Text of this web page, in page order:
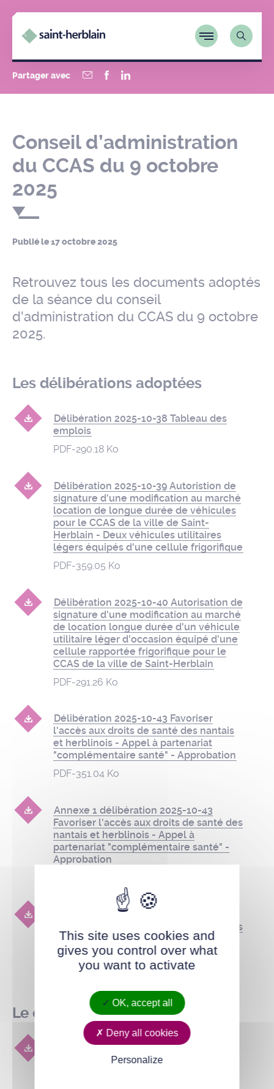
Partager avec
Conseil d’administration
du CCAS du 9 octobre
2025
Publié le17 octobre 2025
Retrouvez tous les documents adoptés
de la séance du conseil
d'administration du CCAS du 9 octobre
2025.
Les délibérations adoptées
Délibération 2025-10-38 Tableau des
emplois
PDF-290.18 Ko
Délibération 2025-10-39 Autoristion de
signature d'une modification au marché
location de longue durée de véhicules
pour le CCAS de la ville de Saint-
Herblain - Deux véhicules utilitaires
légers équipés d'une cellule frigorifique
PDF-359.05 Ko
Délibération 2025-10-40 Autorisation de
signature d'une modification au marché
de location longue durée d'un véhicule
utilitaire léger d'occasion équipé d'une
cellule rapportée frigorifique pour le
CCAS de la ville de Saint-Herblain
PDF-291.26 Ko
Délibération 2025-10-43 Favoriser
l'accès aux droits de santé des nantais
et herblinois - Appel à partenariat
"complémentaire santé" - Approbation
PDF-351.04 Ko
Annexe 1 délibération 2025-10-43
Favoriser l'accès aux droits de santé des
nantais et herblinois - Appel à
partenariat "complémentaire santé" -
Approbation
Annexe 2 délibération 2025-10-43
Favoriser l'accès aux droits de santé des
nantais et herblinois - Appel à
partenariat "complémentaire santé" -
Approbation
Le compte-rendu
Compte rendu du conseil
d'administration du 09 octobre 2025
This site uses cookies and
gives you control over what
you want to activate
OK, accept all
Deny all cookies
Personalize